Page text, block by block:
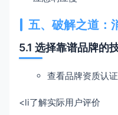
五、破解之道：
5.1 选择靠谱品牌的
查看品牌资质认证
<li了解实际用户评价